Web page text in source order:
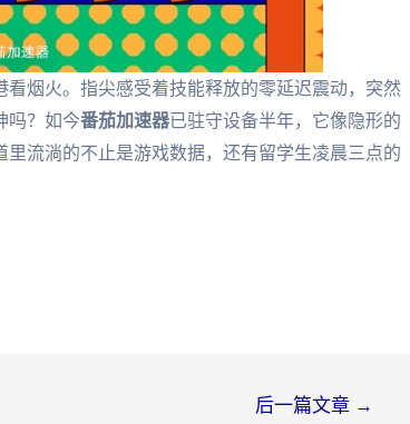
烟火。指尖感受着技能释放的零延迟震动，突然
吗？如今番茄加速器已驻守设备半年，它像隐形的
流淌的不止是游戏数据，还有留学生凌晨三点的
后一篇文章 →